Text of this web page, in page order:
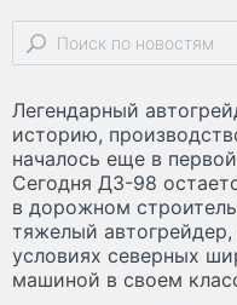
Легендарный
историю,
началось еще в
Сегодня ДЗ-98
в дорожном
тяжелый
условиях северных
машиной в своем